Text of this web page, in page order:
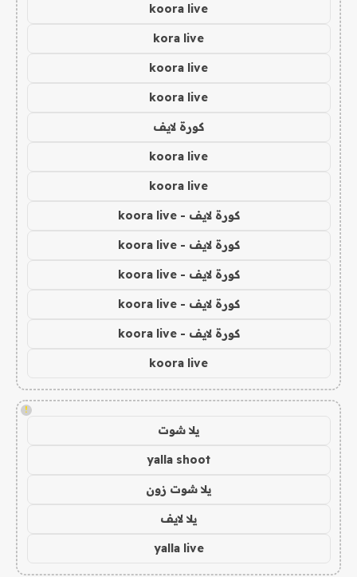
koora live
kora live
koora live
koora live
كورة لايف
koora live
koora live
كورة لايف - koora live
كورة لايف - koora live
كورة لايف - koora live
كورة لايف - koora live
كورة لايف - koora live
koora live
!
يلا شوت
yalla shoot
يلا شوت زون
يلا لايف
yalla live